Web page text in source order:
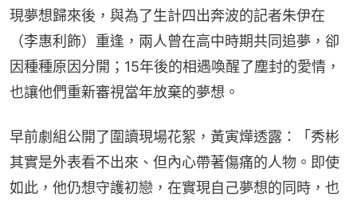
現夢想歸來後，與為了生計四出奔波的記者朱伊在
（李惠利飾）重逢，兩人曾在高中時期共同追夢，卻
因種種原因分開；15年後的相遇喚醒了塵封的愛情，
也讓他們重新審視當年放棄的夢想。
早前劇組公開了圍讀現場花絮，黃寅燁透露：「秀彬
其實是外表看不出來、但內心帶著傷痛的人物。即使
如此，他仍想守護初戀，在實現自己夢想的同時，也